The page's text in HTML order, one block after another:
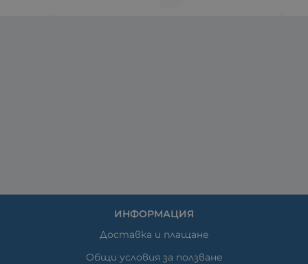
ИНФОРМАЦИЯ
Доставка и плащане
Общи условия за ползване